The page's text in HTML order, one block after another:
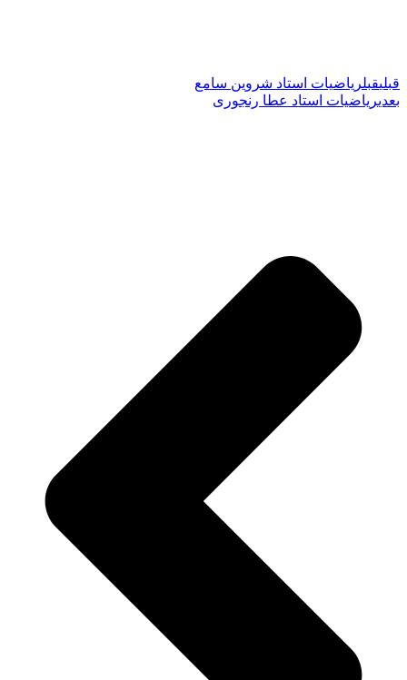
قبلیقبلریاضیات استاد شروین سامع
بعدیریاضیات استاد عطا رنجوری